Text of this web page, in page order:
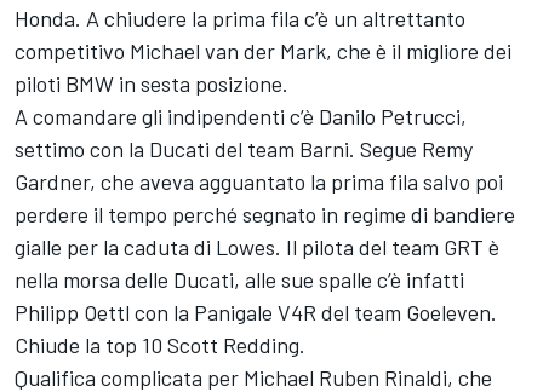
Honda. A chiudere la prima fila c’è un altrettanto
competitivo Michael van der Mark, che è il migliore dei
piloti BMW in sesta posizione.
A comandare gli indipendenti c’è Danilo Petrucci,
settimo con la Ducati del team Barni. Segue Remy
Gardner, che aveva agguantato la prima fila salvo poi
perdere il tempo perché segnato in regime di bandiere
gialle per la caduta di Lowes. Il pilota del team GRT è
nella morsa delle Ducati, alle sue spalle c’è infatti
Philipp Oettl con la Panigale V4R del team Goeleven.
Chiude la top 10 Scott Redding.
Qualifica complicata per Michael Ruben Rinaldi, che